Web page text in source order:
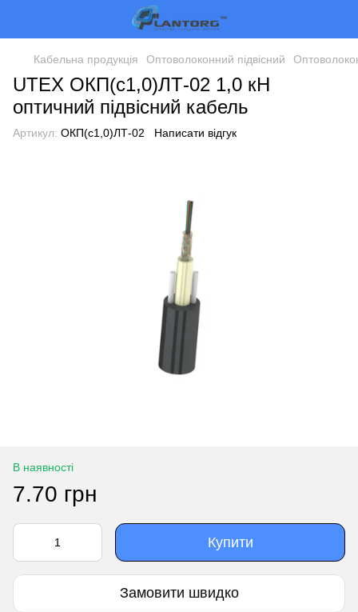
Кабельна продукція Оптоволоконний підвісний
UTEX ОКП(с1,0)ЛТ-02 1,0 кН
оптичний підвісний кабель
Артикул: ОКП(с1,0)ЛТ-02 Написати відгук
В наявності
7.70 грн
Купити
Замовити швидко